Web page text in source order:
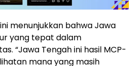
menunjukkan bahwa Jawa
yang tepat dalam
“Jawa Tengah ini hasil MCP-
mana yang masih